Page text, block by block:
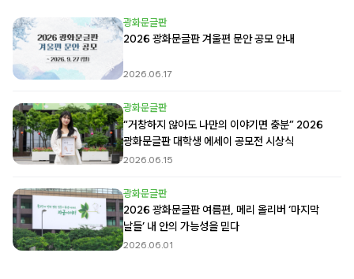
광화문글판
2026 광화문글판 겨울편 문안 공모 안내
2026.06.17
광화문글판
“거창하지 않아도 나만의 이야기면 충분” 2026
광화문글판 대학생 에세이 공모전 시상식
2026.06.15
광화문글판
2026 광화문글판 여름편, 메리 올리버 ‘마지막
날들’ 내 안의 가능성을 믿다
2026.06.01